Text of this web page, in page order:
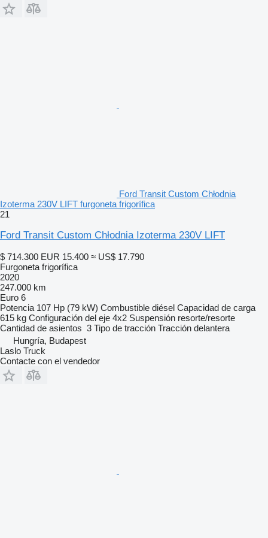
Ford Transit Custom Chłodnia
Izoterma 230V LIFT furgoneta frigorífica
21
Ford Transit Custom Chłodnia Izoterma 230V LIFT
$ 714.300 EUR 15.400 ≈ US$ 17.790
Furgoneta frigorífica
2020
247.000 km
Euro 6
Potencia 107 Hp (79 kW) Combustible diésel Capacidad de carga
615 kg Configuración del eje 4x2 Suspensión resorte/resorte
Cantidad de asientos 3 Tipo de tracción Tracción delantera
Hungría, Budapest
Laslo Truck
Contacte con el vendedor